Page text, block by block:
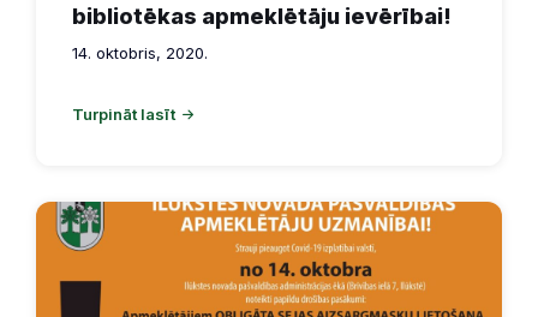
bibliotēkas apmeklētāju ievērībai!
14. oktobris, 2020.
Turpināt lasīt